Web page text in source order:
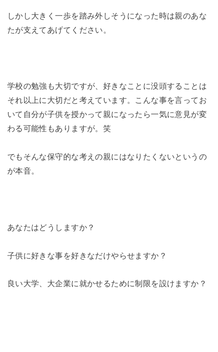
しかし大きく一歩を踏み外しそうになった時は親のあな
たが支えてあげてください。
学校の勉強も大切ですが、好きなことに没頭することは
それ以上に大切だと考えています。こんな事を言ってお
いて自分が子供を授かって親になったら一気に意見が変
わる可能性もありますが。笑
でもそんな保守的な考えの親にはなりたくないというの
が本音。
あなたはどうしますか？
子供に好きな事を好きなだけやらせますか？
良い大学、大企業に就かせるために制限を設けますか？